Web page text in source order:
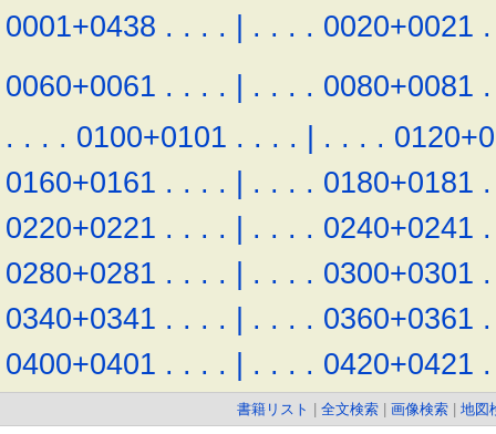
0001+0438 . . . . | . . . . 0020+0021 .
0060+0061 . . . . | . . . . 0080+0081 .
. . . . 0100+0101 . . . . | . . . .
0160+0161 . . . . | . . . . 0180+0181 .
0220+0221 . . . . | . . . . 0240+0241 .
0280+0281 . . . . | . . . . 0300+0301 .
0340+0341 . . . . | . . . . 0360+0361 .
0400+0401 . . . . | . . . . 0420+0421 .
書籍リスト 全文検索 画像検索 地図